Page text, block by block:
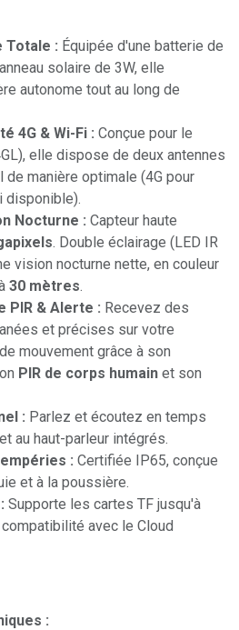
Totale : Équipée d'une batterie de
solaire de 3W, elle
autonome tout au long de
4G & Wi-Fi : Conçue pour le
elle dispose de deux antennes
de manière optimale (4G pour
disponible).
Nocturne : Capteur haute
. Double éclairage (LED IR
vision nocturne nette, en couleur
30 mètres.
PIR & Alerte : Recevez des
et précises sur votre
mouvement grâce à son
PIR de corps humain et son
: Parlez et écoutez en temps
au haut-parleur intégrés.
: Certifiée IP65, conçue
et à la poussière.
Supporte les cartes TF jusqu'à
avec le Cloud
: